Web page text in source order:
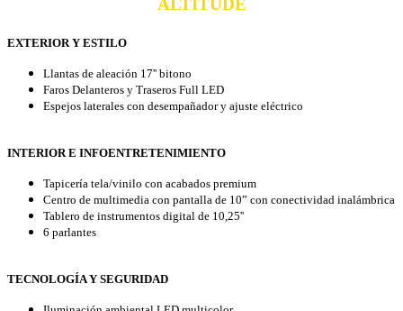
EXTERIOR Y ESTILO
Llantas de aleación 17'' bitono
Faros Delanteros y Traseros Full LED
Espejos laterales con desempañador y ajuste eléctrico
INTERIOR E INFOENTRETENIMIENTO
Tapicería tela/vinilo con acabados premium
Centro de multimedia con pantalla de 10” con conectividad inalámbrica
Tablero de instrumentos digital de 10,25''
6 parlantes
TECNOLOGÍA Y SEGURIDAD